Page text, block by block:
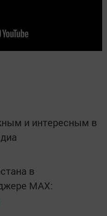
и интересным в
в
MАХ: